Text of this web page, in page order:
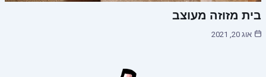
בית מזוזה מעוצב
אוג 20, 2021